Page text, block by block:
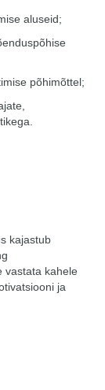
aluseid;
põhimõttel;
kajastub
vastata kahele
ja